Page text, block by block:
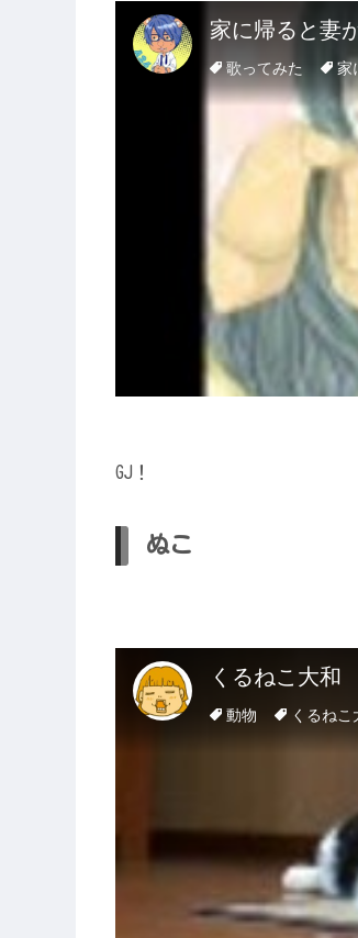
GJ！
ぬこ